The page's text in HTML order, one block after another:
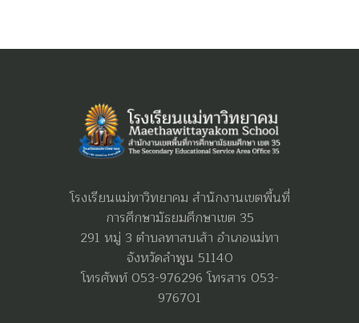
โรงเรียนแม่ทาวิทยาคม สำนักงานเขตพื้นที่
การศึกษามัธยมศึกษาเขต 35
291 หมู่ 3 ตำบลทาสบเส้า อำเภอแม่ทา
จังหวัดลำพูน 51140
โทรศัพท์ 053-976296 โทรสาร 053-
976701